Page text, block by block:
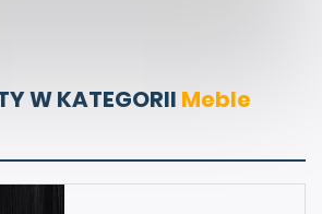
W KATEGORII Meble